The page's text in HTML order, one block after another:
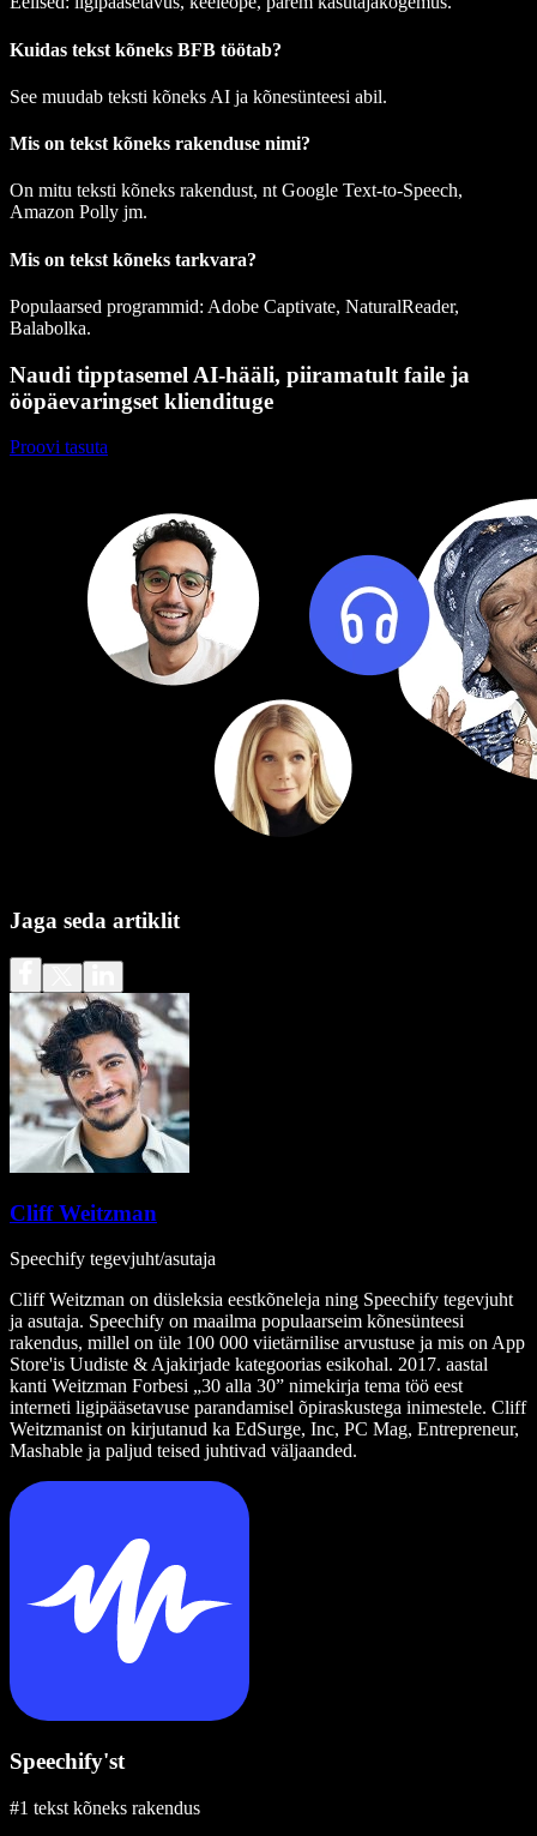
Kuidas tekst kõneks BFB töötab?
See muudab teksti kõneks AI ja kõnesünteesi abil.
Mis on tekst kõneks rakenduse nimi?
On mitu teksti kõneks rakendust, nt Google Text-to-Speech,
Amazon Polly jm.
Mis on tekst kõneks tarkvara?
Populaarsed programmid: Adobe Captivate, NaturalReader,
Balabolka.
Naudi tipptasemel AI-hääli, piiramatult faile ja
ööpäevaringset kliendituge
Proovi tasuta
Jaga seda artiklit
Cliff Weitzman
Speechify tegevjuht/asutaja
Cliff Weitzman on düsleksia eestkõneleja ning Speechify tegevjuht
ja asutaja. Speechify on maailma populaarseim kõnesünteesi
rakendus, millel on üle 100 000 viietärnilise arvustuse ja mis on App
Store'is Uudiste & Ajakirjade kategoorias esikohal. 2017. aastal
kanti Weitzman Forbesi „30 alla 30” nimekirja tema töö eest
interneti ligipääsetavuse parandamisel õpiraskustega inimestele. Cliff
Weitzmanist on kirjutanud ka EdSurge, Inc, PC Mag, Entrepreneur,
Mashable ja paljud teised juhtivad väljaanded.
Speechify'st
#1 tekst kõneks rakendus